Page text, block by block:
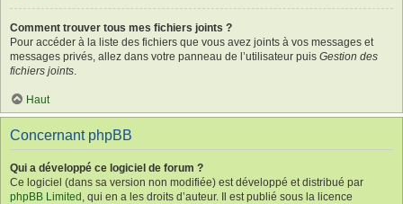
Comment trouver tous mes fichiers joints ?
Pour accéder à la liste des fichiers que vous avez joints à vos messages et
messages privés, allez dans votre panneau de l’utilisateur puis Gestion des
fichiers joints.
Haut
Concernant phpBB
Qui a développé ce logiciel de forum ?
Ce logiciel (dans sa version non modifiée) est développé et distribué par
phpBB Limited , qui en a les droits d’auteur. Il est publié sous la licence